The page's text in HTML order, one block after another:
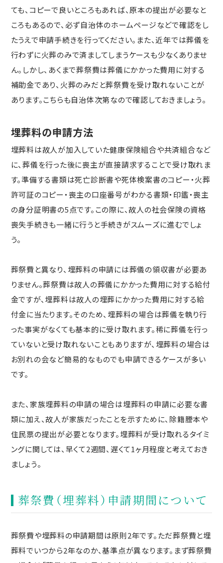
ても、コピーで良いところもあれば、原本の提出が必要なと
ころもあるので、必ず自治体のホームページなどで確認をし
たうえで申請手続きを行ってください。また、近年では葬儀を
行わずに火葬のみで済ましてしまうケースも少なくありませ
ん。しかし、あくまで葬祭費は葬儀にかかった費用に対する
補助金であり、火葬のみだと葬祭費を受け取れないことが
あります。こちらも自治体次第なので確認しておきましょう。
埋葬料の申請方法
埋葬料は故人が加入していた健康保険組合や共済組合など
に、葬儀を行った後に喪主が直接請求することで受け取れま
す。準備する書類は死亡診断書や死体検案書のコピー・火葬
許可証のコピー・喪主の口座番号がわかる書類・印鑑・喪主
の身分証明書の5点です。この際に、故人の社会保険の資格
喪失手続きも一緒に行うと手続きがスムーズに進むでしょ
う。
葬祭費と異なり、埋葬料の申請には葬儀の領収書が必要あ
りません。葬祭費は故人の葬儀にかかった費用に対する給付
金ですが、埋葬料は故人の埋葬にかかった費用に対する給
付金に当たります。そのため、埋葬料の場合は葬儀を執り行
った事実がなくても基本的に受け取れます。稀に葬儀を行っ
ていないと受け取れないこともありますが、埋葬料の場合は
お別れの会など簡易的なものでも申請できるケースが多い
です。
また、家族埋葬料の申請の場合は埋葬料の申請に必要な書
類に加え、故人が家族だったことを示すために、除籍謄本や
住民票の提出が必要となります。埋葬料が受け取れるタイミ
ングに関しては、早くて2週間、遅くて1ヶ月程度と考えておき
ましょう。
葬祭費（埋葬料）申請期間について
葬祭費や埋葬料の申請期間は原則2年です。ただ葬祭費と埋
葬料でいつから2年なのか、基準点が異なります。まず葬祭費